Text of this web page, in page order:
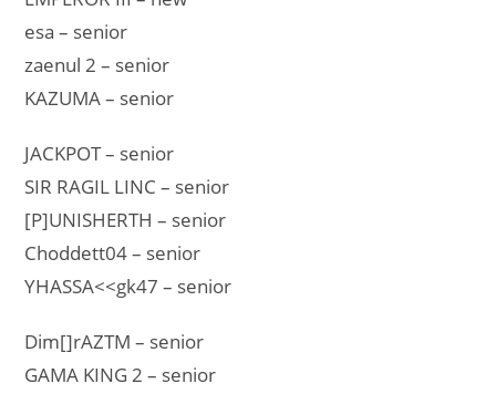
esa – senior
zaenul 2 – senior
KAZUMA – senior
JACKPOT – senior
SIR RAGIL LINC – senior
[P]UNISHERTH – senior
Choddett04 – senior
YHASSA<<gk47 – senior
Dim[]rAZTM – senior
GAMA KING 2 – senior